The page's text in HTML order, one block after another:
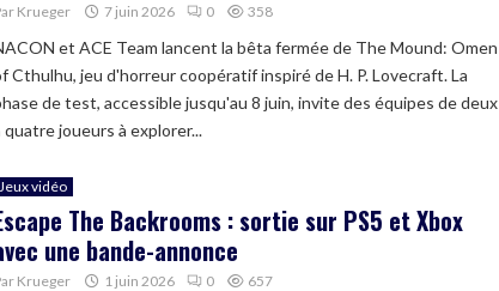
Krueger 7 juin 2026 0 358
et ACE Team lancent la bêta fermée de The Mound: Omen
Cthulhu, jeu d'horreur coopératif inspiré de H. P. Lovecraft. La
de test, accessible jusqu'au 8 juin, invite des équipes de deux
quatre joueurs à explorer...
Jeux vidéo
The Backrooms : sortie sur PS5 et Xbox
une bande-annonce
Krueger 1 juin 2026 0 657